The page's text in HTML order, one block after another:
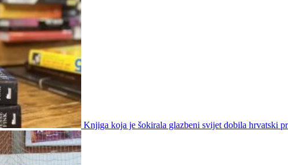
Knjiga koja je šokirala glazbeni svijet dobila hrvatski